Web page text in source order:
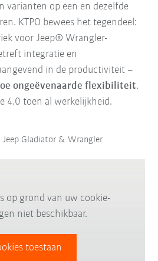
varianten op een en dezelfde
KTPO bewees het tegendeel:
voor Jeep® Wrangler-
integratie en
in de productiviteit –
ongeëvenaarde flexibiliteit.
4.0 toen al werkelijkheid.
Gladiator & Wrangler
op grond van uw cookie-
niet beschikbaar.
toestaan